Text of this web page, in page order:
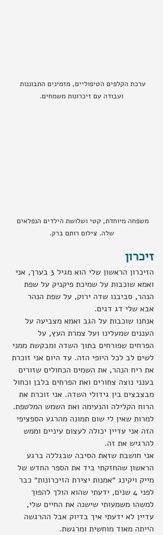
ערכת הקלפים הטיפוליים, מזמינים התבוננות
ועבודה עם זיכרונות משמחים.
משפחה מיוחדת, קטי ושלושת הילדים הנפלאים
שלה. צילום רותם ברק.
זיכרון
הזיכרון הראשון שלי הוא מגיל 3 בערך, אני
ואמא שוכבות על שמיכת פיקניק על שפת
הנהר, סביבנו שדה ירוק, על שפת הנהר
אבא שלי דג דגים.
אנחנו שוכבות על הגב ואמא מצביעה על
העננים שמעלינו ועל צמרת העץ, על
הפרחים שפורחים בתוך השדה ומבקשת ממני
לשים לב לכל היופי הזה. עד היום אני זוכרת
את ריח הנהר, את השמים הכחולים שזורים
בענני נוצה צחורים ואת הפרחים בלבן וכחול
מבצבצים בין גידולי השדה. אני זוכרת את
הרוח הקלילה והנעימה ואת השמש המלטפת.
למרות שאין לי שום תמונה מהרגע הספציפי
הזה אני עדיין יכולה לעצום עיניים וממש
להרגיש את זה.
אני חושבת שזאת הסיבה שבגללה ברגע
הראשון שהחזקתי ביד את הספר החדש של
מייק ויקינג ״אמנות יצירת הזיכרונות״ כבר
לפני 4 שנים, ידעתי שהוא הולך להפוך
למשהו משמעותי שישנה את החיים שלי,
עדיין לא ידעתי איך בדיוק אבל ההרגשה
הייתה מאוד מוחשית ומרגשת.